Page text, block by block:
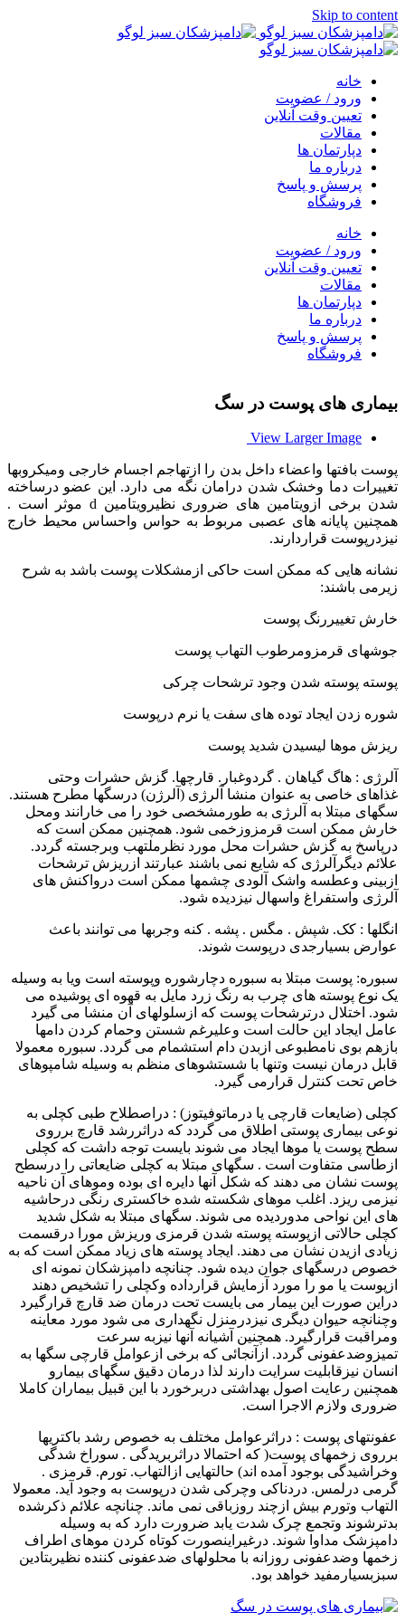
Skip to content
خانه
ورود / عضویت
تعیین وقت آنلاین
مقالات
دپارتمان ها
درباره ما
پرسش و پاسخ
فروشگاه
خانه
ورود / عضویت
تعیین وقت آنلاین
مقالات
دپارتمان ها
درباره ما
پرسش و پاسخ
فروشگاه
بیماری های پوست در سگ
View Larger Image
پوست بافتها واعضاء داخل بدن را ازتهاجم اجسام خارجی ومیکروبها
تغییرات دما وخشک شدن درامان نگه می دارد. این عضو درساخته
شدن برخی ازویتامین های ضروری نظیرویتامین d موثر است .
همچنین پایانه های عصبی مربوط به حواس واحساس محیط خارج
نیزدرپوست قراردارند.
نشانه هایی که ممکن است حاکی ازمشکلات پوست باشد به شرح
زیرمی باشند:
خارش تغییررنگ پوست
جوشهای قرمزومرطوب التهاب پوست
پوسته پوسته شدن وجود ترشحات چرکی
شوره زدن ایجاد توده های سفت یا نرم درپوست
ریزش موها لیسیدن شدید پوست
آلرژی : هاگ گیاهان . گردوغبار. قارچها. گزش حشرات وحتی
غذاهای خاصی به عنوان منشا آلرژی (آلرژن) درسگها مطرح هستند.
سگهای مبتلا به آلرژی به طورمشخصی خود را می خارانند ومحل
خارش ممکن است قرمزوزخمی شود. همچنین ممکن است که
درپاسخ به گزش حشرات محل مورد نظرملتهب وبرجسته گردد.
علائم دیگرآلرژی که شایع نمی باشند عبارتند ازریزش ترشحات
ازبینی وعطسه واشک آلودی چشمها ممکن است درواکنش های
آلرژی واستفراغ واسهال نیزدیده شود.
انگلها : کک. شپش . مگس . پشه . کنه وجربها می توانند باعث
عوارض بسیارجدی درپوست شوند.
سبوره: پوست مبتلا به سبوره دچارشوره وپوسته است ویا به وسیله
یک نوع پوسته های چرب به رنگ زرد مایل به قهوه ای پوشیده می
شود. اختلال درترشحات پوست که ازسلولهای آن منشا می گیرد
عامل ایجاد این حالت است وعلیرغم شستن وحمام کردن دامها
بازهم بوی نامطبوعی ازبدن دام استشمام می گردد. سبوره معمولا
قابل درمان نیست وتنها با شستشوهای منظم به وسیله شامپوهای
خاص تحت کنترل قرارمی گیرد.
کچلی (ضایعات قارچی یا درماتوفیتوز) : دراصطلاح طبی کچلی به
نوعی بیماری پوستی اطلاق می گردد که دراثررشد قارچ برروی
سطح پوست یا موها ایجاد می شوند بایست توجه داشت که کچلی
ازطاسی متفاوت است . سگهای مبتلا به کچلی ضایعاتی را درسطح
پوست نشان می دهند که شکل آنها دایره ای بوده وموهای آن ناحیه
نیزمی ریزد. اغلب موهای شکسته شده خاکستری رنگی درحاشیه
های این نواحی مدوردیده می شوند. سگهای مبتلا به شکل شدید
کچلی حالاتی ازپوسته پوسته شدن قرمزی وریزش مورا درقسمت
زیادی ازیدن نشان می دهند. ایجاد پوسته های زیاد ممکن است که به
خصوص درسگهای جوان دیده شود. چنانچه دامپزشکان نمونه ای
ازپوست یا مو را مورد آزمایش قرارداده وکچلی را تشخیص دهند
دراین صورت این بیمار می بایست تحت درمان ضد قارچ قرارگیرد
وچنانچه حیوان دیگری نیزدرمنزل نگهداری می شود مورد معاینه
ومراقبت قرارگیرد. همچنین آشیانه آنها نیزبه سرعت
تمیزوضدعفونی گردد. ازآنجائی که برخی ازعوامل قارچی سگها به
انسان نیزقابلیت سرایت دارند لذا درمان دقیق سگهای بیمارو
همچنین رعایت اصول بهداشتی دربرخورد با این قبیل بیماران کاملا
ضروری ولازم الاجرا است.
عفونتهای پوست : دراثرعوامل مختلف به خصوص رشد باکتریها
برروی زخمهای پوست( که احتمالا دراثربریدگی . سوراخ شدگی
وخراشیدگی بوجود آمده اند) حالتهایی ازالتهاب. تورم. قرمزی .
گرمی درلمس. دردناکی وچرکی شدن درپوست به وجود آید. معمولا
التهاب وتورم بیش ازچند روزباقی نمی ماند. چنانچه علائم ذکرشده
بدترشوند وتجمع چرک شدت یابد ضرورت دارد که به وسیله
دامپزشک مداوا شوند. درغیراینصورت کوتاه کردن موهای اطراف
زخمها وضدعفونی روزانه با محلولهای ضدعفونی کننده نظیربتادین
سبزبسیارمفید خواهد بود.